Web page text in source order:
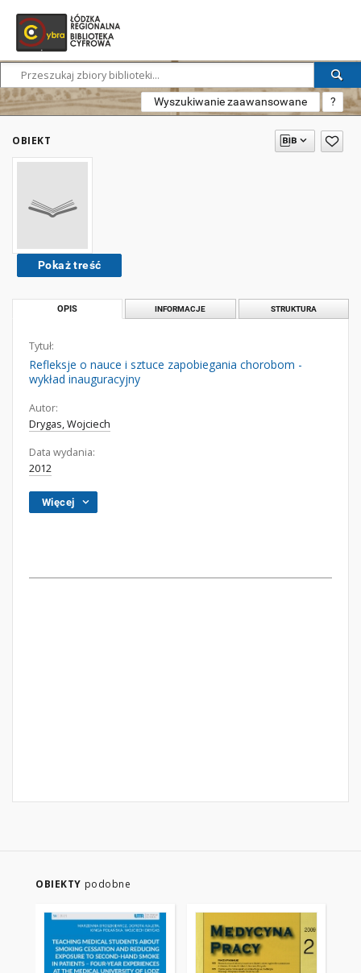
Wyszukiwanie zaawansowane ?
OBIEKT
Pokaż treść
OPIS INFORMACJE STRUKTURA
Tytuł:
Refleksje o nauce i sztuce zapobiegania chorobom -
wykład inauguracyjny
Autor:
Drygas, Wojciech
Data wydania:
2012
Więcej
OBIEKTY podobne